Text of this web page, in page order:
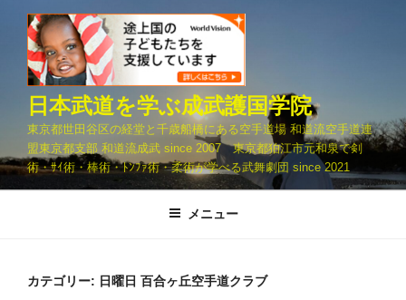
キ
日本武道を学ぶ成武護国学院
東京都世田谷区の経堂と千歳船橋にある空手道場 和道流空手道連
盟東京都支部 和道流成武 since 2007 東京都狛江市元和泉で剣
術・ｻｲ術・棒術・ﾄﾝﾌｧ術・柔術が学べる武舞劇団 since 2021
メニュー
カテゴリー: 日曜日 百合ヶ丘空手道クラブ